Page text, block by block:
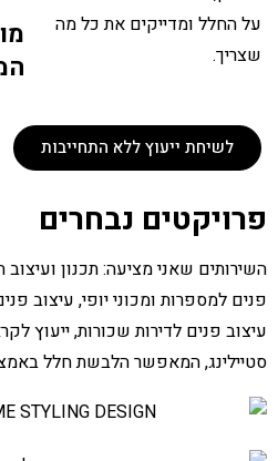
על החלל ומדייקים את כל מה
שצריך.
לשיחת ייעוץ ללא התחייבות
פרויקטים נבחרים
השירותים שאני מציעה: תכנון ועיצוב
פנים למספרות ומכוני יופי, עיצוב
עיצוב פנים לדירות שכורות, ייעוץ
סטיילינג, המאפשר הלבשת חלל